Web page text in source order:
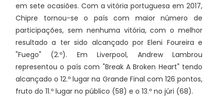
em sete ocasiões. Com a vitória portuguesa em 2017,
Chipre tornou-se o país com maior número de
participações, sem nenhuma vitória, com o melhor
resultado a ter sido alcançado por Eleni Foureira e
"Fuego" (2.º). Em Liverpool, Andrew Lambrou
representou o país com "Break A Broken Heart" tendo
alcançado o 12.º lugar na Grande Final com 126 pontos,
fruto do 11.º lugar no público (58) e o 13.º no júri (68).